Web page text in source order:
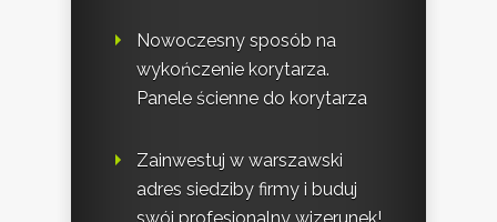
Nowoczesny sposób na
wykończenie korytarza.
Panele ścienne do korytarza
Zainwestuj w warszawski
adres siedziby firmy i buduj